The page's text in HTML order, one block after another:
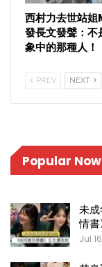
西村力去世站
發長文發聲：不
象中的那種人！
PREV NEXT
Popular Now
未
情書
Jul